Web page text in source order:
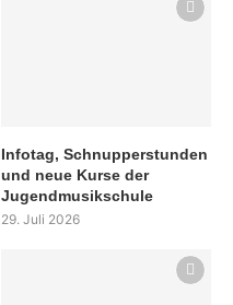
Infotag, Schnupperstunden
und neue Kurse der
Jugendmusikschule
29. Juli 2026